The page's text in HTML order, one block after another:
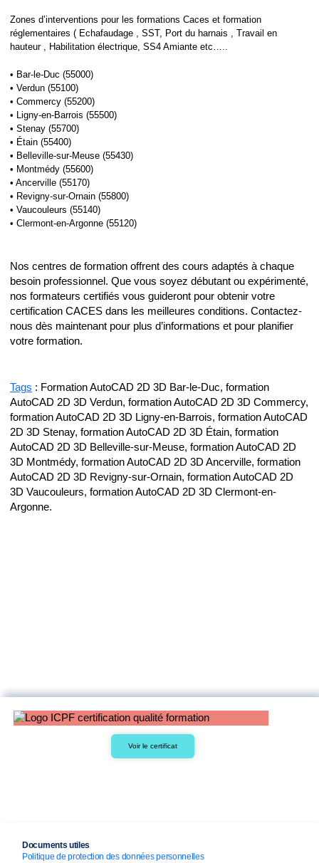
Zones d’interventions pour les formations Caces et formation
réglementaires ( Echafaudage , SST, Port du harnais , Travail en
hauteur , Habilitation électrique, SS4 Amiante etc…..
• Bar-le-Duc (55000)
• Verdun (55100)
• Commercy (55200)
• Ligny-en-Barrois (55500)
• Stenay (55700)
• Étain (55400)
• Belleville-sur-Meuse (55430)
• Montmédy (55600)
• Ancerville (55170)
• Revigny-sur-Ornain (55800)
• Vaucouleurs (55140)
• Clermont-en-Argonne (55120)
Nos centres de formation offrent des cours adaptés à chaque
besoin professionnel. Que vous soyez débutant ou expérimenté,
nos formateurs certifiés vous guideront pour obtenir votre
certification CACES dans les meilleures conditions. Contactez-
nous dès maintenant pour plus d’informations et pour planifier
votre formation.
Tags : Formation AutoCAD 2D 3D Bar-le-Duc, formation
AutoCAD 2D 3D Verdun, formation AutoCAD 2D 3D Commercy,
formation AutoCAD 2D 3D Ligny-en-Barrois, formation AutoCAD
2D 3D Stenay, formation AutoCAD 2D 3D Étain, formation
AutoCAD 2D 3D Belleville-sur-Meuse, formation AutoCAD 2D
3D Montmédy, formation AutoCAD 2D 3D Ancerville, formation
AutoCAD 2D 3D Revigny-sur-Ornain, formation AutoCAD 2D
3D Vaucouleurs, formation AutoCAD 2D 3D Clermont-en-
Argonne.
Voir le certificat
Documents utiles
Politique de protection des données personnelles